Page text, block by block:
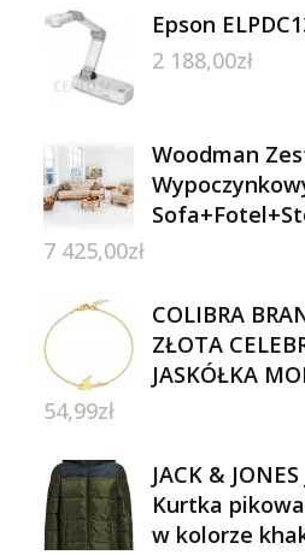
Epson
2 188,00zł
Woodman
7 425,00zł
COLIBRA
ZŁOTA
JASKÓŁKA
54,99zł
JACK &
Kurtka
w kolorze